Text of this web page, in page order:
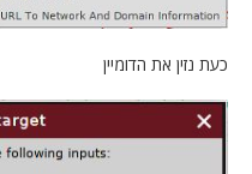
כעת נזין את הדומיין